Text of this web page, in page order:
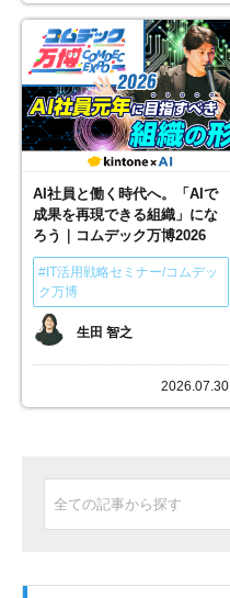
AI社員と働く時代へ。「AIで
成果を再現できる組織」にな
ろう｜コムデック万博2026
#IT活用戦略セミナー/コムデッ
ク万博
生田 智之
2026.07.30